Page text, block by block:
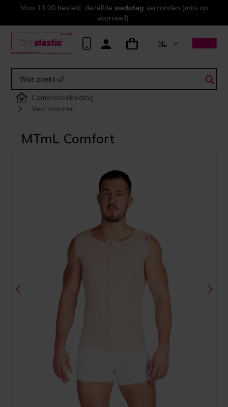
Voor 13:00 besteld, dezelfde werkdag verzonden (mits op
voorraad).
NL
Compressiekleding
Vest mannen
MTmL Comfort